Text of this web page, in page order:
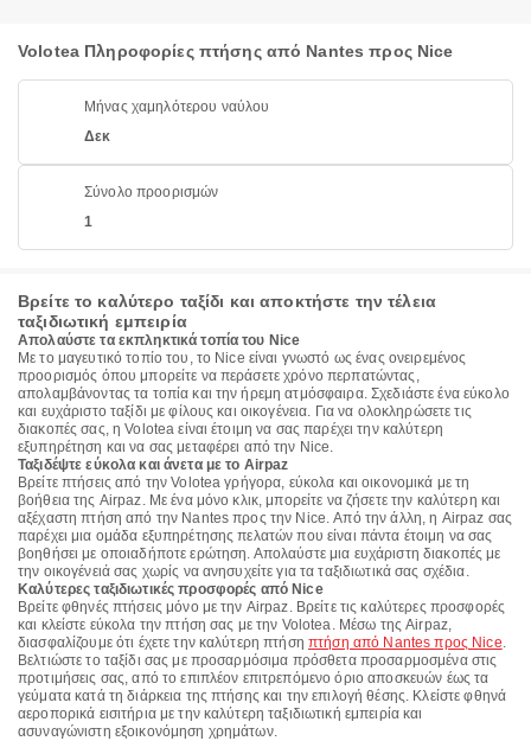
Volotea Πληροφορίες πτήσης από Nantes προς Nice
Μήνας χαμηλότερου ναύλου
Δεκ
Σύνολο προορισμών
1
Βρείτε το καλύτερο ταξίδι και αποκτήστε την τέλεια
ταξιδιωτική εμπειρία
Απολαύστε τα εκπληκτικά τοπία του Nice
Με το μαγευτικό τοπίο του, το Nice είναι γνωστό ως ένας ονειρεμένος
προορισμός όπου μπορείτε να περάσετε χρόνο περπατώντας,
απολαμβάνοντας τα τοπία και την ήρεμη ατμόσφαιρα. Σχεδιάστε ένα εύκολο
και ευχάριστο ταξίδι με φίλους και οικογένεια. Για να ολοκληρώσετε τις
διακοπές σας, η Volotea είναι έτοιμη να σας παρέχει την καλύτερη
εξυπηρέτηση και να σας μεταφέρει από την Nice.
Ταξιδέψτε εύκολα και άνετα με το Airpaz
Βρείτε πτήσεις από την Volotea γρήγορα, εύκολα και οικονομικά με τη
βοήθεια της Airpaz. Με ένα μόνο κλικ, μπορείτε να ζήσετε την καλύτερη και
αξέχαστη πτήση από την Nantes προς την Nice. Από την άλλη, η Airpaz σας
παρέχει μια ομάδα εξυπηρέτησης πελατών που είναι πάντα έτοιμη να σας
βοηθήσει με οποιαδήποτε ερώτηση. Απολαύστε μια ευχάριστη διακοπές με
την οικογένειά σας χωρίς να ανησυχείτε για τα ταξιδιωτικά σας σχέδια.
Καλύτερες ταξιδιωτικές προσφορές από Nice
Βρείτε φθηνές πτήσεις μόνο με την Airpaz. Βρείτε τις καλύτερες προσφορές
και κλείστε εύκολα την πτήση σας με την Volotea. Μέσω της Airpaz,
διασφαλίζουμε ότι έχετε την καλύτερη πτήσηπτήση από Nantes προς Nice.
Βελτιώστε το ταξίδι σας με προσαρμόσιμα πρόσθετα προσαρμοσμένα στις
προτιμήσεις σας, από το επιπλέον επιτρεπόμενο όριο αποσκευών έως τα
γεύματα κατά τη διάρκεια της πτήσης και την επιλογή θέσης. Κλείστε φθηνά
αεροπορικά εισιτήρια με την καλύτερη ταξιδιωτική εμπειρία και
ασυναγώνιστη εξοικονόμηση χρημάτων.